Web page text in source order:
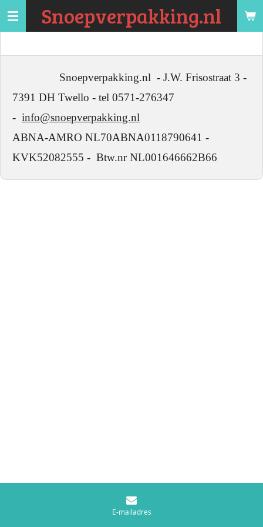
Ga
de
Snoepverpakking.nl
Snoepverpakking.nl - J.W. Frisostraat 3 -
7391 DH Twello - tel 0571-276347
- info@snoepverpakking.nl
ABNA-AMRO NL70ABNA0118790641 -
KVK52082555 - Btw.nr NL001646662B66
E-mailadres